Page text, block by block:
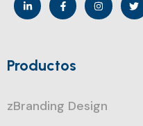
Productos
zBranding Design